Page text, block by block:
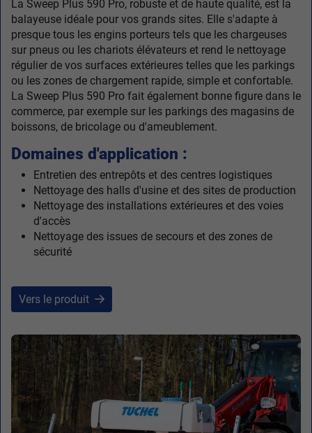
La Sweep Plus 590 Pro, robuste et de haute qualité, est la
balayeuse idéale pour vos grands sites. Elle s'adapte à
presque tous les engins porteurs tels que les chargeuses
sur pneus ou les chariots élévateurs et rend le nettoyage
régulier de vos surfaces extérieures telles que les parkings
ou les zones de chargement rapide, simple et confortable.
La Sweep Plus 590 Pro fait également bonne figure dans le
commerce, par exemple sur les parkings des magasins de
boissons, de bricolage ou d'ameublement.
Domaines d'application :
Entretien des entrepôts et des centres logistiques
Nettoyage des halls d'usine et des sites de production
Nettoyage des installations extérieures et des voies
d'accès
Nettoyage des issues de secours et des zones de
sécurité
Vers le produit